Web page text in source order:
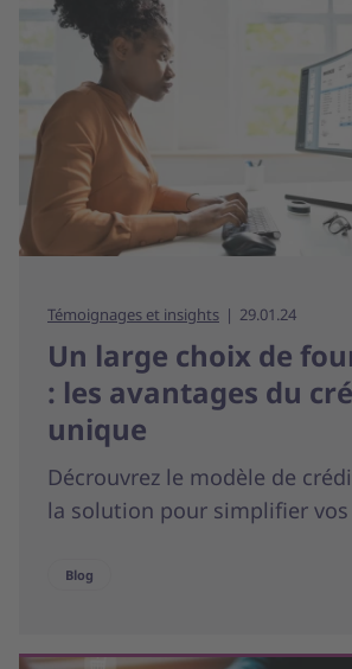
Témoignages et insights 29.01.24
Un large choix de
: les avantages du
unique
Décrouvrez le modèle de
la solution pour simplifier vos
Blog